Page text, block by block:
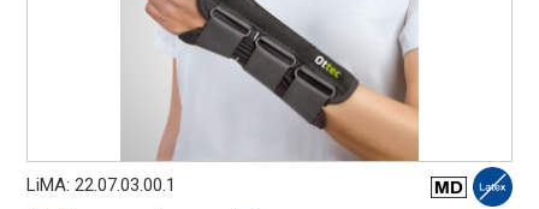
LiMA: 22.07.03.00.1